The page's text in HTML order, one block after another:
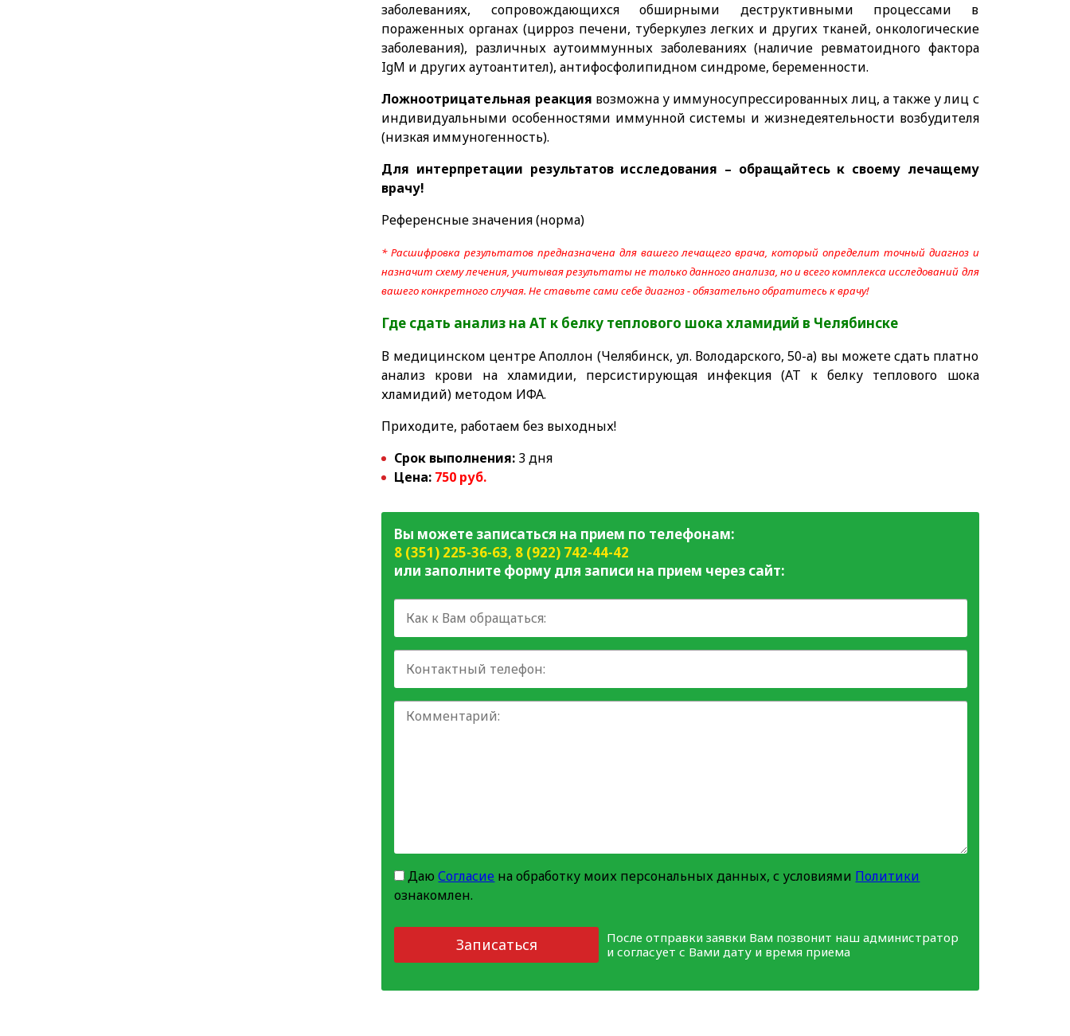
заболеваниях, сопровождающихся обширными деструктивными процессами в
пораженных органах (цирроз печени, туберкулез легких и других тканей, онкологические
заболевания), различных аутоиммунных заболеваниях (наличие ревматоидного фактора
IgM и других аутоантител), антифосфолипидном синдроме, беременности.
Ложноотрицательная реакция возможна у иммуносупрессированных лиц, а также у лиц с
индивидуальными особенностями иммунной системы и жизнедеятельности возбудителя
(низкая иммуногенность).
Для интерпретации результатов исследования – обращайтесь к своему лечащему
врачу!
Референсные значения (норма)
* Расшифровка результатов предназначена для вашего лечащего врача, который определит точный диагноз и
назначит схему лечения, учитывая результаты не только данного анализа, но и всего комплекса исследований для
вашего конкретного случая. Не ставьте сами себе диагноз - обязательно обратитесь к врачу!
Где сдать анализ на АТ к белку теплового шока хламидий в Челябинске
В медицинском центре Аполлон (Челябинск, ул. Володарского, 50-а) вы можете сдать платно
анализ крови на хламидии, персистирующая инфекция (АТ к белку теплового шока
хламидий) методом ИФА.
Приходите, работаем без выходных!
Срок выполнения: 3 дня
Цена: 750 руб.
Вы можете записаться на прием по телефонам:
8 (351) 225-36-63, 8 (922) 742-44-42
или заполните форму для записи на прием через сайт:
ДаюСогласие на обработку моих персональных данных, с условиями Политики
ознакомлен.
Записаться
После отправки заявки Вам позвонит наш администратор
и согласует с Вами дату и время приема